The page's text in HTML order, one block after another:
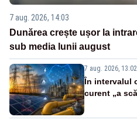
7 aug. 2026, 14:03
Dunărea crește ușor la
sub media lunii august
7 aug. 2026, 13:02
În intervalul
curent „a